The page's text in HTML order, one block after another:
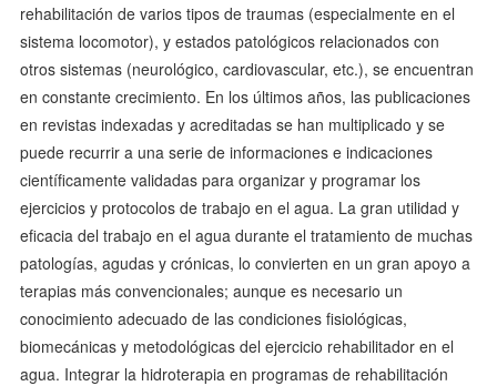
rehabilitación de varios tipos de traumas (especialmente en el
sistema locomotor), y estados patológicos relacionados con
otros sistemas (neurológico, cardiovascular, etc.), se encuentran
en constante crecimiento. En los últimos años, las publicaciones
en revistas indexadas y acreditadas se han multiplicado y se
puede recurrir a una serie de informaciones e indicaciones
científicamente validadas para organizar y programar los
ejercicios y protocolos de trabajo en el agua. La gran utilidad y
eficacia del trabajo en el agua durante el tratamiento de muchas
patologías, agudas y crónicas, lo convierten en un gran apoyo a
terapias más convencionales; aunque es necesario un
conocimiento adecuado de las condiciones fisiológicas,
biomecánicas y metodológicas del ejercicio rehabilitador en el
agua. Integrar la hidroterapia en programas de rehabilitación